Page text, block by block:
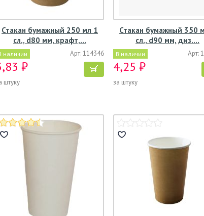
Стакан бумажный 250 мл 1
сл., d80 мм, крафт,…
наличии Арт: 114346
₽
штуку
Стакан бумажный 350
сл., d90 мм, диз.…
В наличии Арт:
4,25 ₽
за штуку